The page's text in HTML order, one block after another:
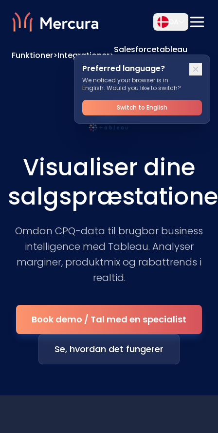
Preferred language?
We noticed your browser is in
English. Would you like to switch?
Switch to English
Funktioner>Integrationer>
Salesforcetableau
Visualiser dine
Omdan CPQ-data til brugbar business
intelligence med Tableau. Analyser
marginer, produktmix og rabattrends i
realtid.
Book demo / Tal med en specialist
Se, hvordan det fungerer